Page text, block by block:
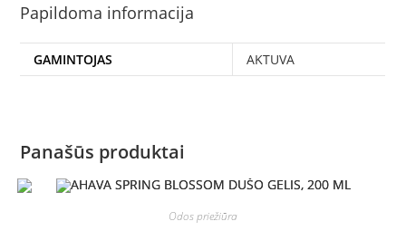
Papildoma informacija
GAMINTOJAS AKTUVA
Panašūs produktai
Odos priežiūra